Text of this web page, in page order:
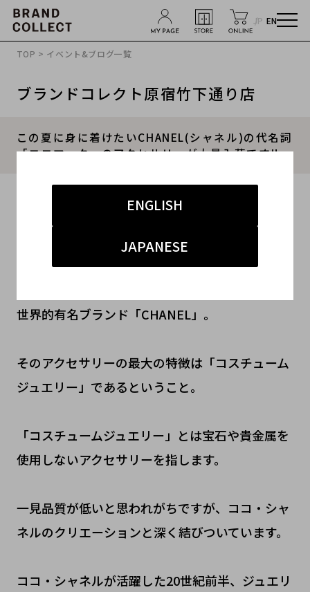
JP EN
ENGLISH
JAPANESE
TOP > イベント&ブログ一覧
ブランドコレクト原宿竹下通り店
この夏に身に着けたいCHANEL(シャネル)の代名詞
「ココマーク」のアクセサリーが大量入荷です!!
#原宿 竹下通
#原宿 表参道 青山 買取 #原宿 CHANEL 買取
#原宿 ヴィンテージシャネル 買取
世界的有名ブランド「CHANEL」。
そのアクセサリーの最大の特徴は「コスチューム
ジュエリー」であるということ。
「コスチュームジュエリー」とは宝石や貴金属を
使用しないアクセサリーを指します。
一見品質が低いと思われがちですが、ココ・シャ
ネルのクリエーションと深く結びついています。
ココ・シャネルが活躍した20世紀前半、ジュエリ